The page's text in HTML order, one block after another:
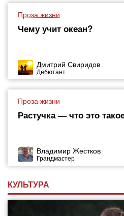
Проза жизни
Чему учит океан?
Дмитрий Свиридов
Дебютант
Проза жизни
Растучка — что это
Владимир Жестков
Грандмастер
КУЛЬТУРА